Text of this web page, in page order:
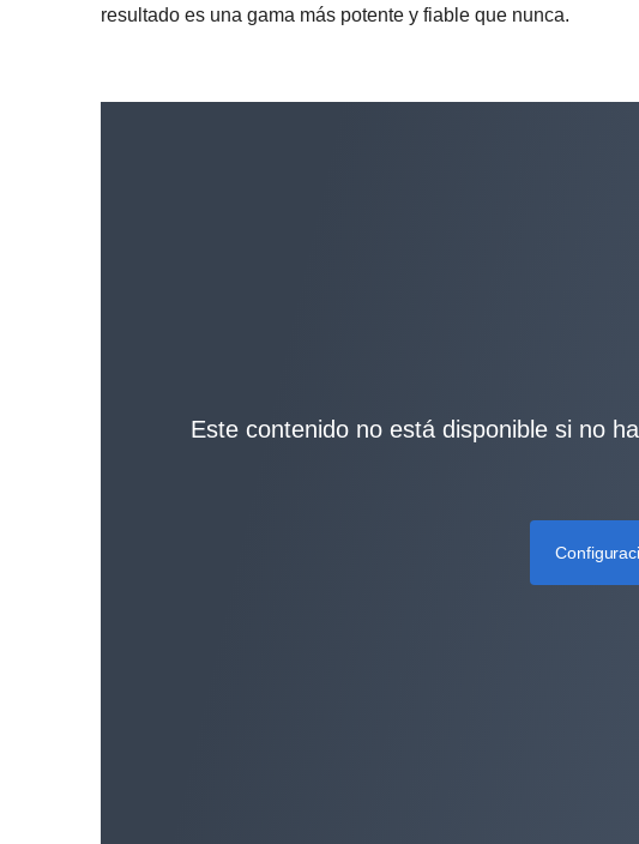
resultado es una gama más potente y fiable que nunca.
Este contenido no está disponible si no